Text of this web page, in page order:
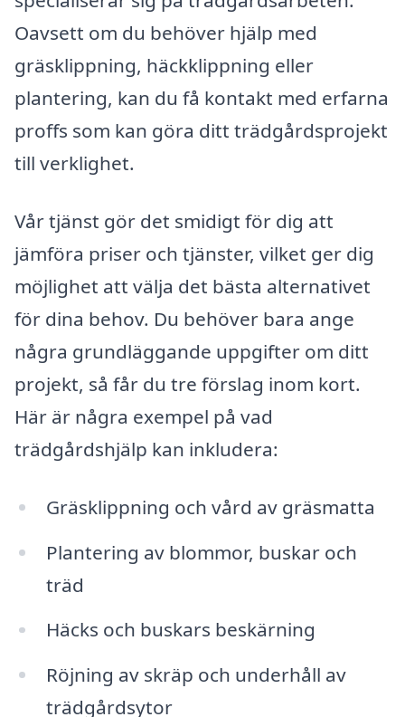
Oavsett om du behöver hjälp med
gräsklippning, häckklippning eller
plantering, kan du få kontakt med erfarna
proffs som kan göra ditt trädgårdsprojekt
till verklighet.
Vår tjänst gör det smidigt för dig att
jämföra priser och tjänster, vilket ger dig
möjlighet att välja det bästa alternativet
för dina behov. Du behöver bara ange
några grundläggande uppgifter om ditt
projekt, så får du tre förslag inom kort.
Här är några exempel på vad
trädgårdshjälp kan inkludera:
Gräsklippning och vård av gräsmatta
Plantering av blommor, buskar och
träd
Häcks och buskars beskärning
Röjning av skräp och underhåll av
trädgårdsytor